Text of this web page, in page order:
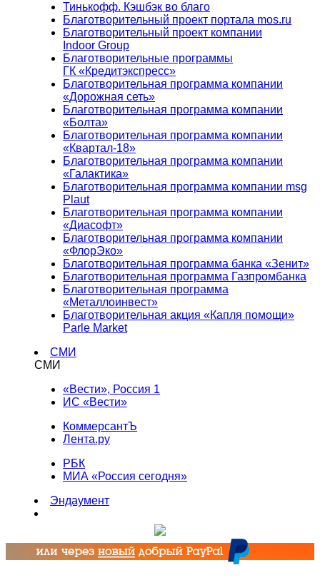
Тинькофф. Кэшбэк во благо
Благотворительный проект портала mos.ru
Благотворительный проект компании
Indoor Group
Благотворительные программы
ГК «Кредитэкспресс»
Благотворительная программа компании
«Дорожная сеть»
Благотворительная программа компании
«Болта»
Благотворительная программа компании
«Квартал-18»
Благотворительная программа компании
«Галактика»
Благотворительная программа компании msg
Plaut
Благотворительная программа компании
«Диасофт»
Благотворительная программа компании
«ФлорЭко»
Благотворительная программа банка «Зенит»
Благотворительная программа Газпромбанка
Благотворительная программа
«Металлоинвест»
Благотворительная акция «Капля помощи»
Parle Market
СМИ
СМИ
«Вести», Россия 1
ИС «Вести»
КоммерсантЪ
Лента.ру
РБК
МИА «Россия сегодня»
Эндаумент